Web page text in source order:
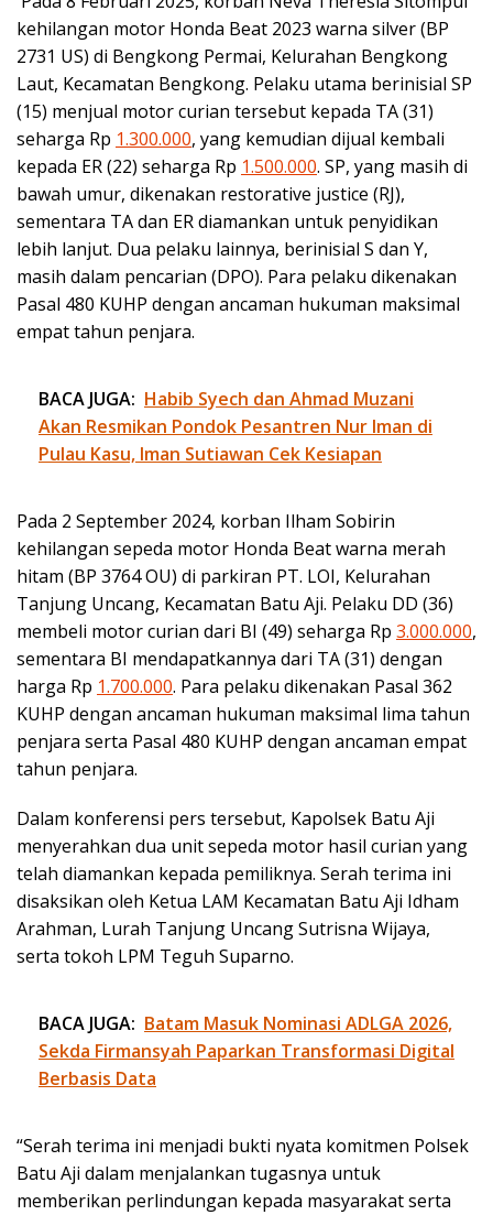
kehilangan motor Honda Beat 2023 warna silver (BP
2731 US) di Bengkong Permai, Kelurahan Bengkong
Laut, Kecamatan Bengkong. Pelaku utama berinisial SP
(15) menjual motor curian tersebut kepada TA (31)
seharga Rp 1.300.000, yang kemudian dijual kembali
kepada ER (22) seharga Rp 1.500.000. SP, yang masih di
bawah umur, dikenakan restorative justice (RJ),
sementara TA dan ER diamankan untuk penyidikan
lebih lanjut. Dua pelaku lainnya, berinisial S dan Y,
masih dalam pencarian (DPO). Para pelaku dikenakan
Pasal 480 KUHP dengan ancaman hukuman maksimal
empat tahun penjara.
BACA JUGA: Habib Syech dan Ahmad Muzani
Akan Resmikan Pondok Pesantren Nur Iman di
Pulau Kasu, Iman Sutiawan Cek Kesiapan
Pada 2 September 2024, korban Ilham Sobirin
kehilangan sepeda motor Honda Beat warna merah
hitam (BP 3764 OU) di parkiran PT. LOI, Kelurahan
Tanjung Uncang, Kecamatan Batu Aji. Pelaku DD (36)
membeli motor curian dari BI (49) seharga Rp 3.000.000,
sementara BI mendapatkannya dari TA (31) dengan
harga Rp 1.700.000. Para pelaku dikenakan Pasal 362
KUHP dengan ancaman hukuman maksimal lima tahun
penjara serta Pasal 480 KUHP dengan ancaman empat
tahun penjara.
Dalam konferensi pers tersebut, Kapolsek Batu Aji
menyerahkan dua unit sepeda motor hasil curian yang
telah diamankan kepada pemiliknya. Serah terima ini
disaksikan oleh Ketua LAM Kecamatan Batu Aji Idham
Arahman, Lurah Tanjung Uncang Sutrisna Wijaya,
serta tokoh LPM Teguh Suparno.
BACA JUGA: Batam Masuk Nominasi ADLGA 2026,
Sekda Firmansyah Paparkan Transformasi Digital
Berbasis Data
“Serah terima ini menjadi bukti nyata komitmen Polsek
Batu Aji dalam menjalankan tugasnya untuk
memberikan perlindungan kepada masyarakat serta